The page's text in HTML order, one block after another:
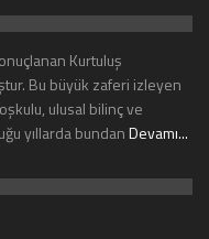
Kurtuluş
Bu büyük zaferi izleyen
ulusal bilinç ve
yıllarda bundanDevamı...